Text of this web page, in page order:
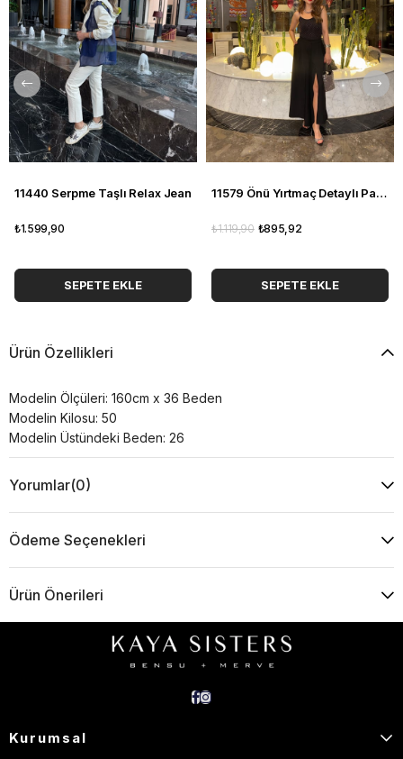
11440 Serpme Taşlı Relax Jean
₺1.599,90
SEPETE EKLE
11579 Önü Yırtmaç Detaylı Pantolon
₺895,92
₺1.119,90
SEPETE EKLE
Ürün Özellikleri
Modelin Ölçüleri: 160cm x 36 Beden
Modelin Kilosu: 50
Modelin Üstündeki Beden: 26
Yorumlar(0)
Ödeme Seçenekleri
Ürün Önerileri
Kurumsal